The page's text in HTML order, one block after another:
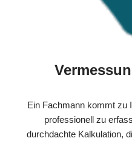
Ein Fachmann kommt zu
professionell zu
durchdachte Kalkulation,